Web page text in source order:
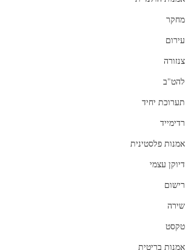
מחקר
עירום
צנזורה
להט"ב
תערוכת יחיד
רדימייד
אמנות פלסטינית
דיוקן עצמי
רישום
שירה
טקסט
אמנות בריטית